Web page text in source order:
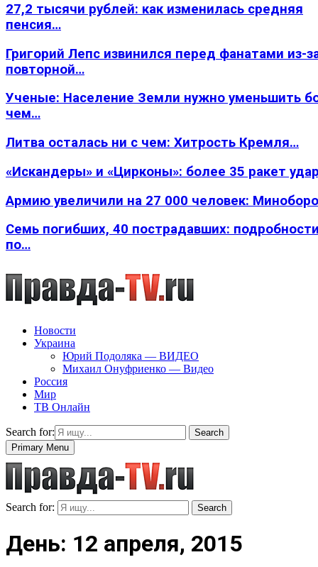
27,2 тысячи рублей: как изменилась средняя
пенсия…
Григорий Лепс извинился перед фанатами из-
повторной…
Ученые: Население Земли нужно уменьшить
чем…
Литва осталась ни с чем: Хитрость Кремля…
«Искандеры» и «Цирконы»: более 35 ракет
Армию увеличили на 27 000 человек:
Семь погибших, 40 пострадавших:
по…
Новости
Украина
Юрий Подоляка — ВИДЕО
Михаил Онуфриенко — Видео
Россия
Мир
ТВ Онлайн
Search for:
Search
Primary Menu
Search for: Search
День: 12 апреля, 2015